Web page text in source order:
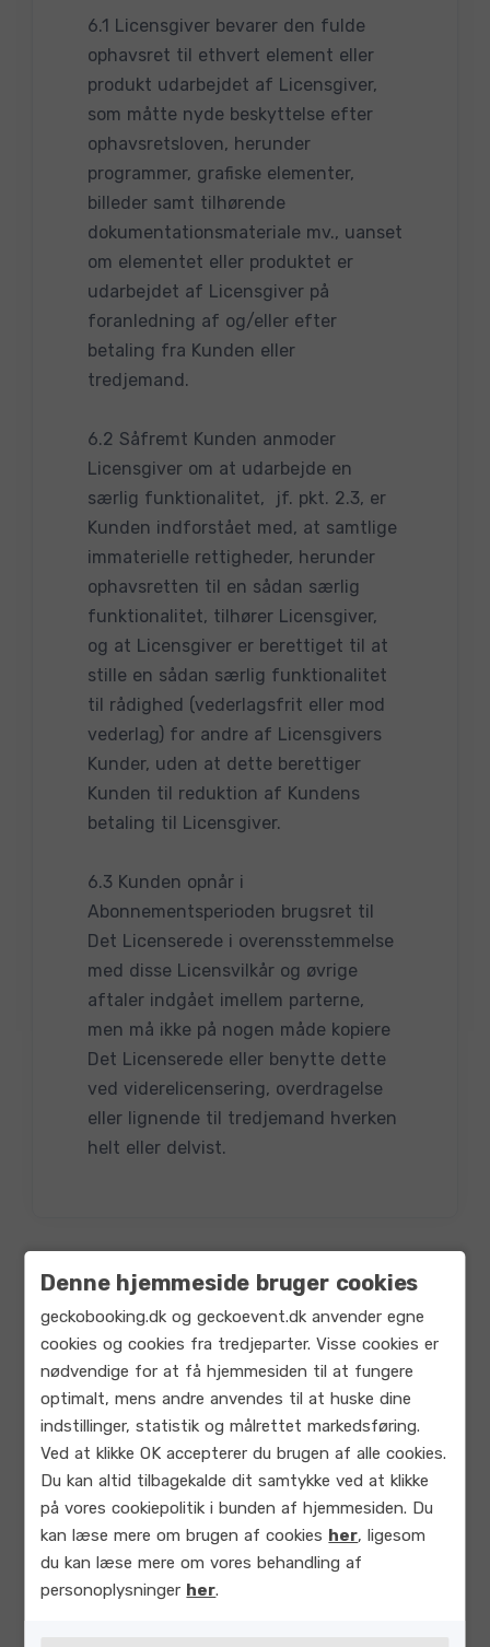
Denne hjemmeside bruger cookies
geckobooking.dk og geckoevent.dk anvender egne
cookies og cookies fra tredjeparter. Visse cookies er
nødvendige for at få hjemmesiden til at fungere
optimalt, mens andre anvendes til at huske dine
indstillinger, statistik og målrettet markedsføring.
Ved at klikke OK accepterer du brugen af alle cookies.
Du kan altid tilbagekalde dit samtykke ved at klikke
på vores cookiepolitik i bunden af hjemmesiden. Du
kan læse mere om brugen af cookies her, ligesom
du kan læse mere om vores behandling af
personoplysninger her.
6.1 Licensgiver bevarer den fulde
ophavsret til ethvert element eller
produkt udarbejdet af Licensgiver,
som måtte nyde beskyttelse efter
ophavsretsloven, herunder
programmer, grafiske elementer,
billeder samt tilhørende
dokumentationsmateriale mv., uanset
om elementet eller produktet er
udarbejdet af Licensgiver på
foranledning af og/eller efter
betaling fra Kunden eller
tredjemand.
6.2 Såfremt Kunden anmoder
Licensgiver om at udarbejde en
særlig funktionalitet, jf. pkt. 2.3, er
Kunden indforstået med, at samtlige
immaterielle rettigheder, herunder
ophavsretten til en sådan særlig
funktionalitet, tilhører Licensgiver,
og at Licensgiver er berettiget til at
stille en sådan særlig funktionalitet
til rådighed (vederlagsfrit eller mod
vederlag) for andre af Licensgivers
Kunder, uden at dette berettiger
Kunden til reduktion af Kundens
betaling til Licensgiver.
6.3 Kunden opnår i
Abonnementsperioden brugsret til
Det Licenserede i overensstemmelse
med disse Licensvilkår og øvrige
aftaler indgået imellem parterne,
men må ikke på nogen måde kopiere
Det Licenserede eller benytte dette
ved viderelicensering, overdragelse
eller lignende til tredjemand hverken
helt eller delvist.
7. Kundens betalinger
7.1 Kunden betaler Licensafgift til
Licensgiver for Kundens anvendelse
af Det Licenserede i
Abonnementsperioden i
overensstemmelse med det imellem